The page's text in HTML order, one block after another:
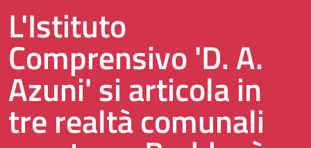
L'Istituto
Comprensivo 'D. A.
Azuni' si articola in
tre realtà comunali